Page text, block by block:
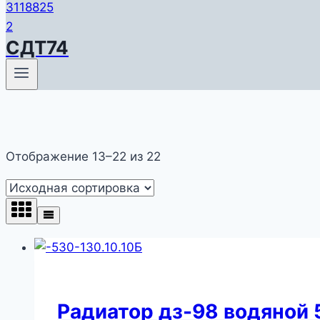
СДТ74
Отображение 13–22 из 22
Радиатор дз-98 водяной